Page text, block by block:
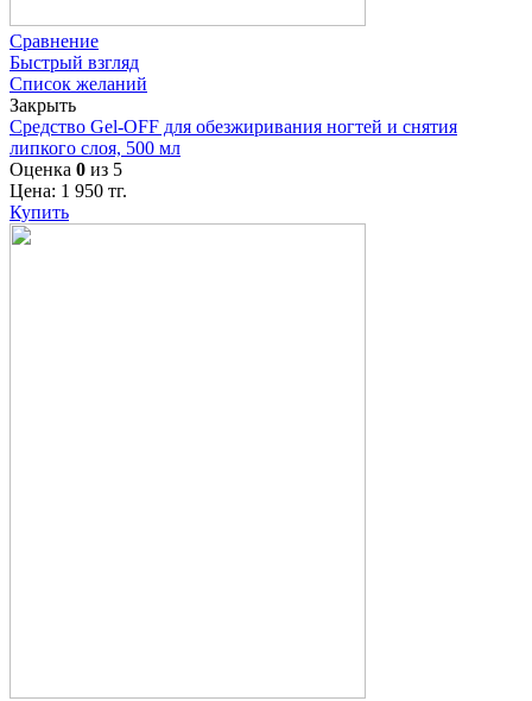
Сравнение
Быстрый взгляд
Список желаний
Закрыть
Средство Gel-OFF для обезжиривания ногтей и снятия
липкого слоя, 500 мл
Оценка 0 из 5
Цена: 1 950 тг.
Купить